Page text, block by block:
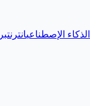
الذكاء الإصطناعيانترنت